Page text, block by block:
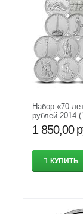
Набор «70-
рублей 2014
1 850,00
КУПИТЬ